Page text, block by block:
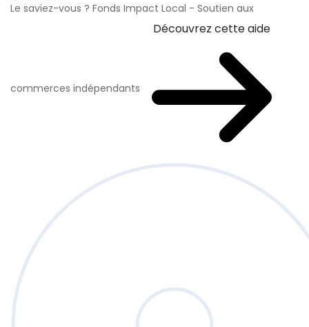
Le saviez-vous ? Fonds Impact Local - Soutien aux
commerces indépendants
Découvrez cette aide